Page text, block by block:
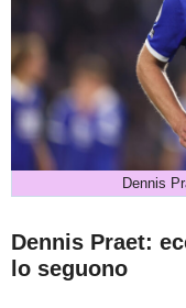
Dennis
Dennis Praet:
lo seguono